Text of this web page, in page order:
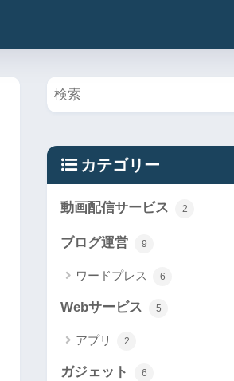
カテゴリー
動画配信サービス 2
ブログ運営 9
ワードプレス 6
Webサービス 5
アプリ 2
ガジェット 6